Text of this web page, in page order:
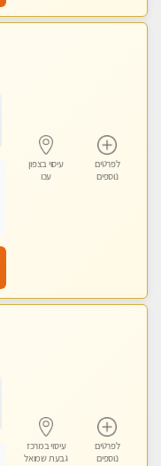
לפרטים
נוספים
עיסוי בצפון
עכו
לפרטים
נוספים
עיסוי במרכז
גבעת שמואל